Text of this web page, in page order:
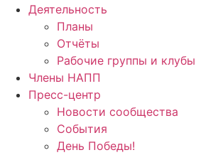
Деятельность
Планы
Отчёты
Рабочие группы и клубы
Члены НАПП
Пресс-центр
Новости сообщества
События
День Победы!